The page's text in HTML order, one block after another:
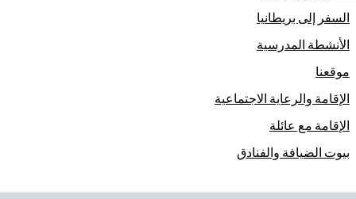
السفر إلى بريطانيا
الأنشطة المدرسية
موقعنا
الإقامة والرعاية الاجتماعية
الإقامة مع عائلة
بيوت الضيافة والفنادق